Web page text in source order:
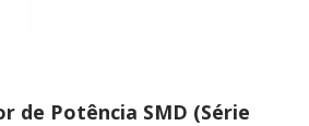
de Potência SMD (Série